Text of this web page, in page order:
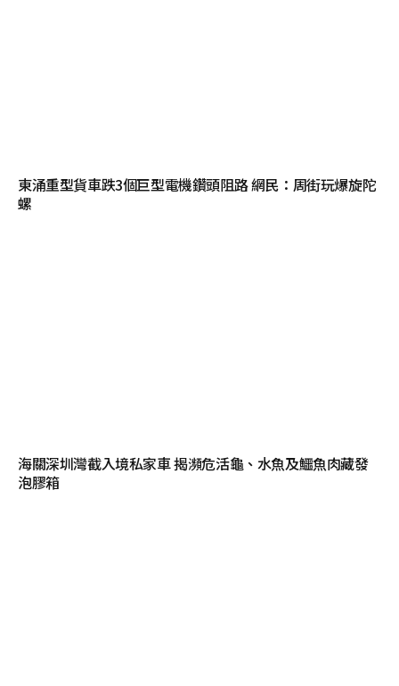
東涌重型貨車跌3個巨型電機鑽頭阻路 網民：周街玩爆旋陀
螺
海關深圳灣截入境私家車 揭瀕危活龜、水魚及鱷魚肉藏發
泡膠箱